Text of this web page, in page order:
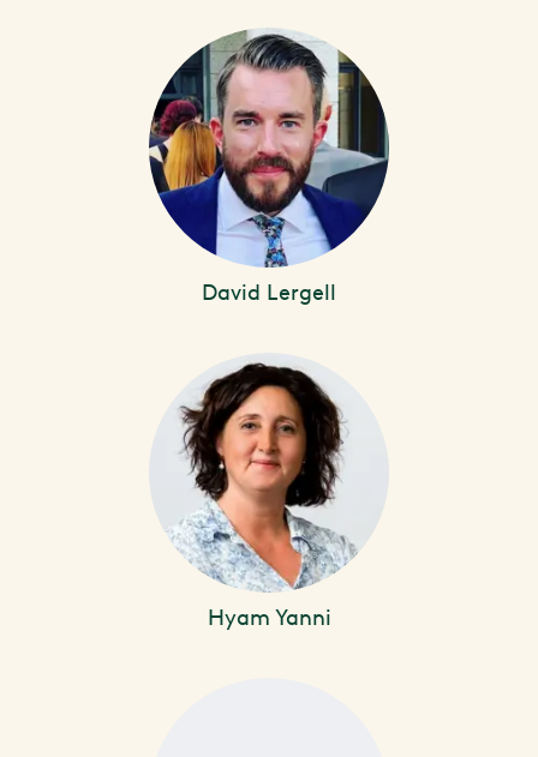
David Lergell
Hyam Yanni